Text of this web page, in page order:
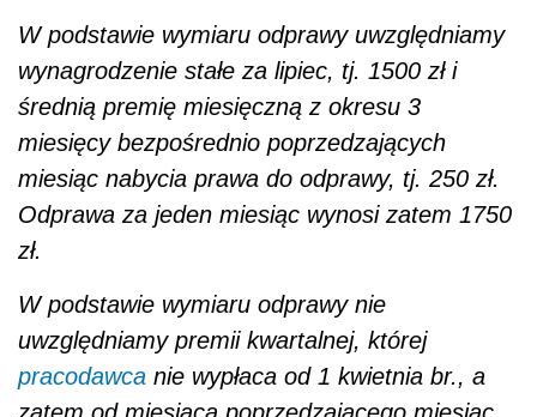
W podstawie wymiaru odprawy uwzględniamy
wynagrodzenie stałe za lipiec, tj. 1500 zł i
średnią premię miesięczną z okresu 3
miesięcy bezpośrednio poprzedzających
miesiąc nabycia prawa do odprawy, tj. 250 zł.
Odprawa za jeden miesiąc wynosi zatem 1750
zł.
W podstawie wymiaru odprawy nie
uwzględniamy premii kwartalnej, której
pracodawca nie wypłaca od 1 kwietnia br., a